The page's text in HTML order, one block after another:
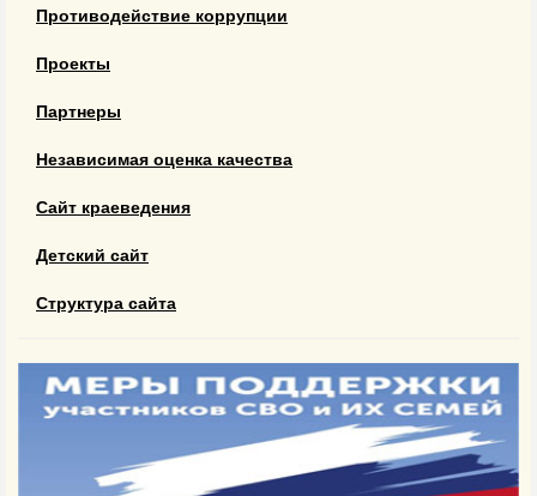
Противодействие коррупции
Проекты
Партнеры
Независимая оценка качества
Сайт краеведения
Детский сайт
Структура сайта